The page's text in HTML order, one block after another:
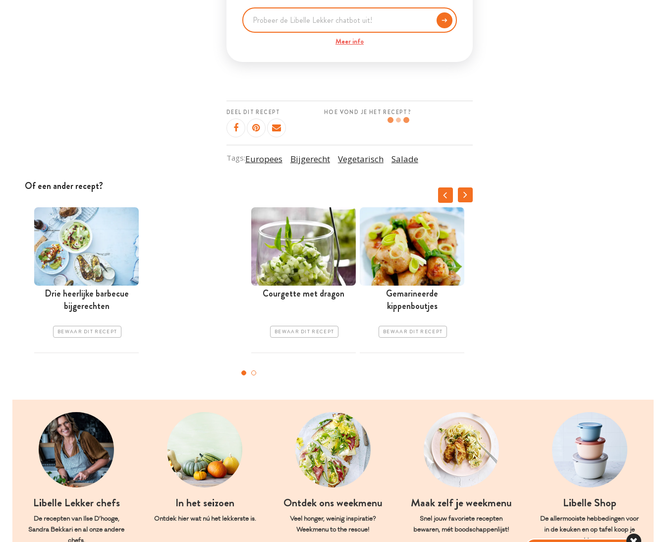
Meer info
DEEL DIT RECEPT HOE VOND JE HET RECEPT?
Tags:Europees Bijgerecht Vegetarisch Salade
Of een ander recept?
Drie heerlijke barbecue
bijgerechten
BEWAAR DIT RECEPT
Courgette met dragon
BEWAAR DIT RECEPT
Gemarineerde
kippenboutjes
BEWAAR DIT RECEPT
Libelle Lekker chefs
De recepten van Ilse D’hooge,
Sandra Bekkari en al onze andere
In het seizoen
Ontdek hier wat nú het lekkerste is.
Ontdek ons weekmenu
Veel honger, weinig inspiratie?
Weekmenu to the rescue!
Maak zelf je weekmenu
Snel jouw favoriete recepten
bewaren, mét boodschappenlijst!
Libelle Shop
De allermooiste hebbedingen voor
in de keuken en op tafel koop je